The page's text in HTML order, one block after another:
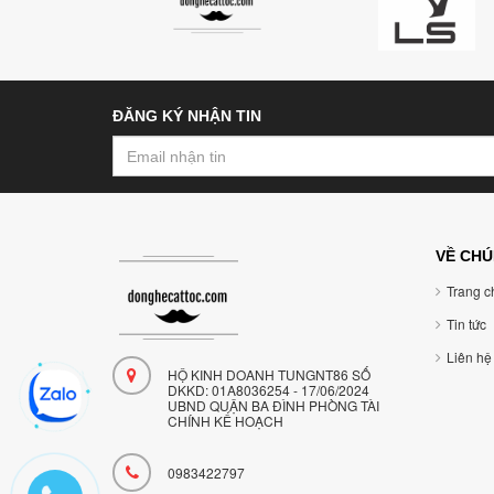
ĐĂNG KÝ NHẬN TIN
HỘ KINH DOANH TUNGNT86 SỐ
DKKD: 01A8036254 - 17/06/2024
UBND QUẬN BA ĐÌNH PHÒNG TÀI
CHÍNH KẾ HOẠCH
0983422797
VỀ
Trang
Tin tức
Liên hệ